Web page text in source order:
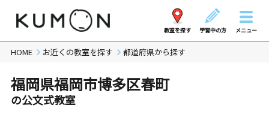
教室を探す 学習中の方 メニュー
HOME お近くの教室を探す 都道府県から探す
福岡県福岡市博多区春町
の公文式教室